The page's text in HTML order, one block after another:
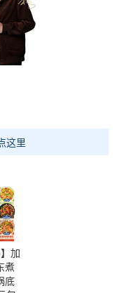
这里
加
煮
底